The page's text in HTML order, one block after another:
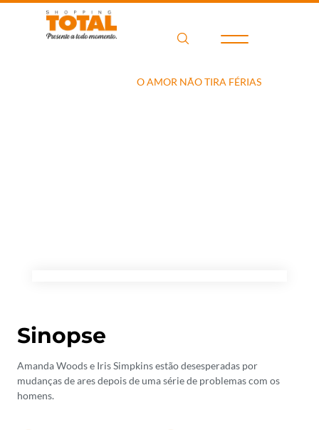
O AMOR NÃO TIRA FÉRIAS
Sinopse
Amanda Woods e Iris Simpkins estão desesperadas por
mudanças de ares depois de uma série de problemas com os
homens.